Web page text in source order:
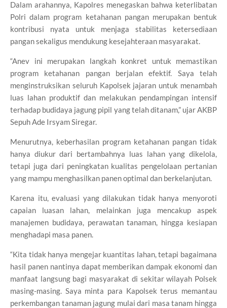
Dalam arahannya, Kapolres menegaskan bahwa keterlibatan
Polri dalam program ketahanan pangan merupakan bentuk
kontribusi nyata untuk menjaga stabilitas ketersediaan
pangan sekaligus mendukung kesejahteraan masyarakat.
“Anev ini merupakan langkah konkret untuk memastikan
program ketahanan pangan berjalan efektif. Saya telah
menginstruksikan seluruh Kapolsek jajaran untuk menambah
luas lahan produktif dan melakukan pendampingan intensif
terhadap budidaya jagung pipil yang telah ditanam,” ujar AKBP
Sepuh Ade Irsyam Siregar.
Menurutnya, keberhasilan program ketahanan pangan tidak
hanya diukur dari bertambahnya luas lahan yang dikelola,
tetapi juga dari peningkatan kualitas pengelolaan pertanian
yang mampu menghasilkan panen optimal dan berkelanjutan.
Karena itu, evaluasi yang dilakukan tidak hanya menyoroti
capaian luasan lahan, melainkan juga mencakup aspek
manajemen budidaya, perawatan tanaman, hingga kesiapan
menghadapi masa panen.
“Kita tidak hanya mengejar kuantitas lahan, tetapi bagaimana
hasil panen nantinya dapat memberikan dampak ekonomi dan
manfaat langsung bagi masyarakat di sekitar wilayah Polsek
masing-masing. Saya minta para Kapolsek terus memantau
perkembangan tanaman jagung mulai dari masa tanam hingga